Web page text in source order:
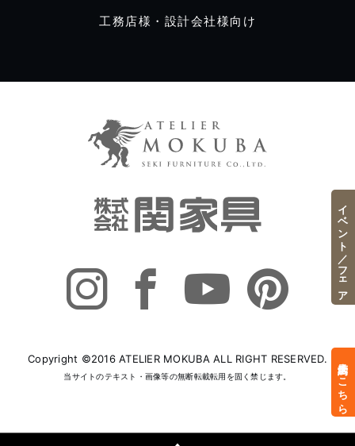
工務店様・設計会社様向け
Copyright ©2016 ATELIER MOKUBA ALL RIGHT RESERVED.
当サイトのテキスト・画像等の無断転載転用を固く禁じます。 来店予約はこちら
イベント／フェア